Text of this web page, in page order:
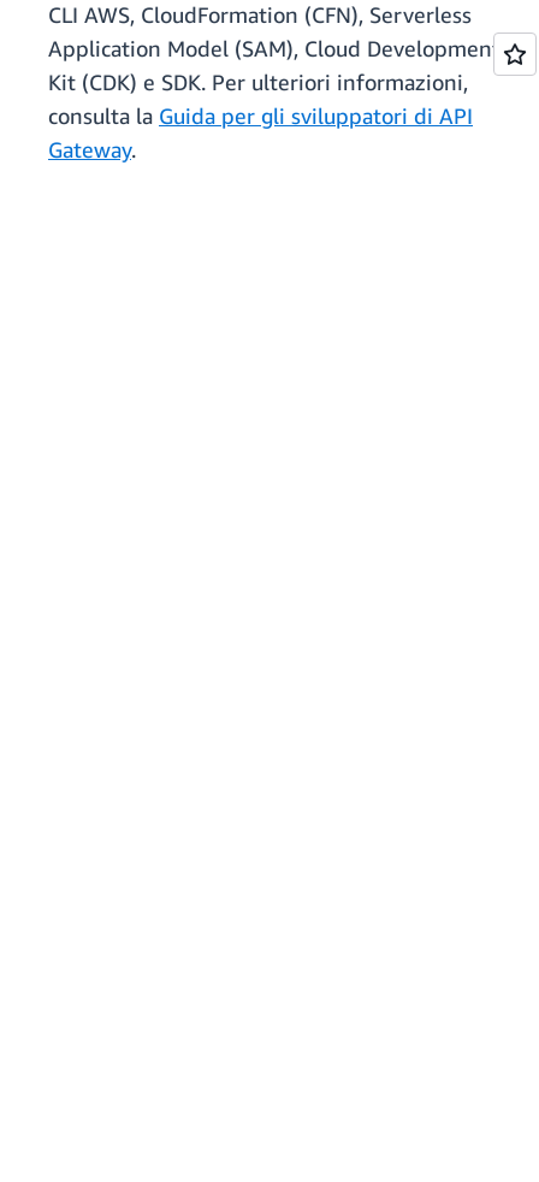
CLI AWS, CloudFormation (CFN), Serverless
Application Model (SAM), Cloud Development
Kit (CDK) e SDK. Per ulteriori informazioni,
consulta la Guida per gli sviluppatori di API
Gateway.